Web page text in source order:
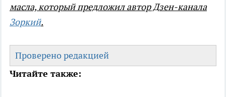
масла, который предложил автор Дзен-канала
Зоркий.
Проверено редакцией
Читайте также: